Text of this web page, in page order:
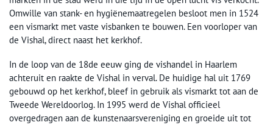
Omwille van stank- en hygiënemaatregelen besloot men in 1524
een vismarkt met vaste visbanken te bouwen. Een voorloper van
de Vishal, direct naast het kerkhof.
In de loop van de 18de eeuw ging de vishandel in Haarlem
achteruit en raakte de Vishal in verval. De huidige hal uit 1769
gebouwd op het kerkhof, bleef in gebruik als vismarkt tot aan de
Tweede Wereldoorlog. In 1995 werd de Vishal officieel
overgedragen aan de kunstenaarsvereniging en groeide uit tot